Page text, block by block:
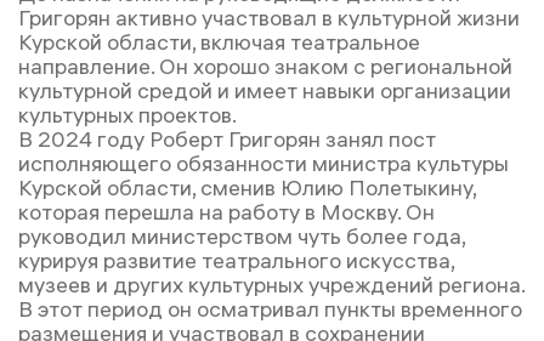
Григорян активно участвовал в культурной жизни
Курской области, включая театральное
направление. Он хорошо знаком с региональной
культурной средой и имеет навыки организации
культурных проектов.
В 2024 году Роберт Григорян занял пост
исполняющего обязанности министра культуры
Курской области, сменив Юлию Полетыкину,
которая перешла на работу в Москву. Он
руководил министерством чуть более года,
курируя развитие театрального искусства,
музеев и других культурных учреждений региона.
В этот период он осматривал пункты временного
размещения и участвовал в сохранении